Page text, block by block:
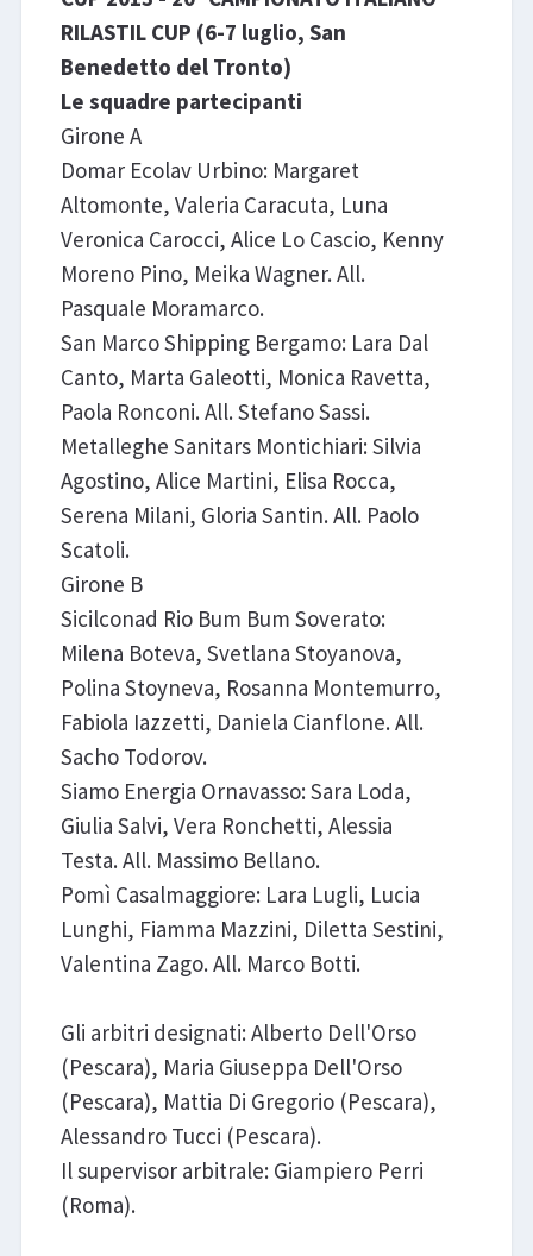
RILASTIL CUP (6-7 luglio, San
Benedetto del Tronto)
Le squadre partecipanti
Girone A
Domar Ecolav Urbino: Margaret
Altomonte, Valeria Caracuta, Luna
Veronica Carocci, Alice Lo Cascio, Kenny
Moreno Pino, Meika Wagner. All.
Pasquale Moramarco.
San Marco Shipping Bergamo: Lara Dal
Canto, Marta Galeotti, Monica Ravetta,
Paola Ronconi. All. Stefano Sassi.
Metalleghe Sanitars Montichiari: Silvia
Agostino, Alice Martini, Elisa Rocca,
Serena Milani, Gloria Santin. All. Paolo
Scatoli.
Girone B
Sicilconad Rio Bum Bum Soverato:
Milena Boteva, Svetlana Stoyanova,
Polina Stoyneva, Rosanna Montemurro,
Fabiola Iazzetti, Daniela Cianflone. All.
Sacho Todorov.
Siamo Energia Ornavasso: Sara Loda,
Giulia Salvi, Vera Ronchetti, Alessia
Testa. All. Massimo Bellano.
Pomì Casalmaggiore: Lara Lugli, Lucia
Lunghi, Fiamma Mazzini, Diletta Sestini,
Valentina Zago. All. Marco Botti.
Gli arbitri designati: Alberto Dell'Orso
(Pescara), Maria Giuseppa Dell'Orso
(Pescara), Mattia Di Gregorio (Pescara),
Alessandro Tucci (Pescara).
Il supervisor arbitrale: Giampiero Perri
(Roma).